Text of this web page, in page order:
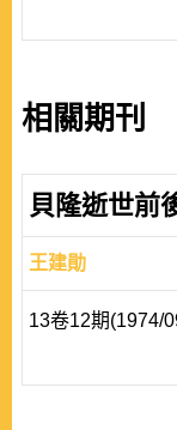
相關期刊
貝隆逝世前
王建勛
13卷12期(1974/